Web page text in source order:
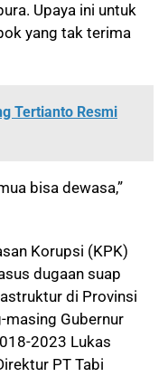
Upaya ini untuk
yang tak terima
Tertianto Resmi
bisa dewasa,”
Korupsi (KPK)
dugaan suap
di Provinsi
masing Gubernur
2023 Lukas
PT Tabi